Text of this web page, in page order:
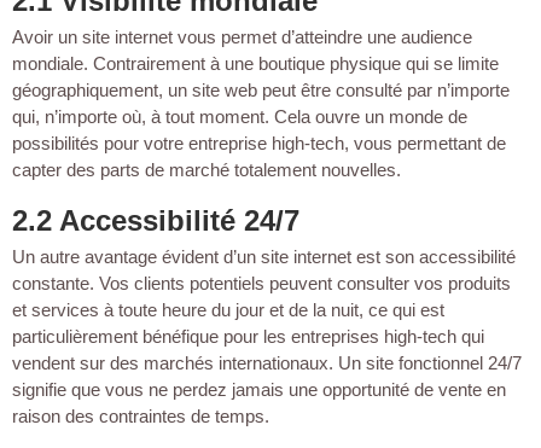
Avoir un site internet vous permet d’atteindre une audience
mondiale. Contrairement à une boutique physique qui se limite
géographiquement, un site web peut être consulté par n’importe
qui, n’importe où, à tout moment. Cela ouvre un monde de
possibilités pour votre entreprise high-tech, vous permettant de
capter des parts de marché totalement nouvelles.
2.2 Accessibilité 24/7
Un autre avantage évident d’un site internet est son accessibilité
constante. Vos clients potentiels peuvent consulter vos produits
et services à toute heure du jour et de la nuit, ce qui est
particulièrement bénéfique pour les entreprises high-tech qui
vendent sur des marchés internationaux. Un site fonctionnel 24/7
signifie que vous ne perdez jamais une opportunité de vente en
raison des contraintes de temps.